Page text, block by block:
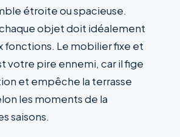
étroite ou spacieuse.
chaque objet doit idéalement
fonctions. Le mobilier fixe et
votre pire ennemi, car il fige
et empêche la terrasse
les moments de la
saisons.